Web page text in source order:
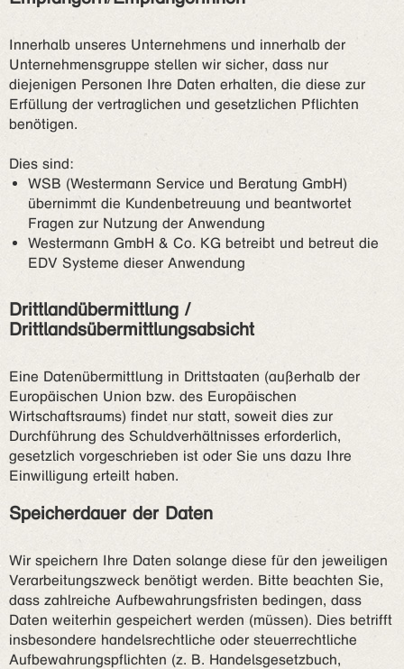
Innerhalb unseres Unternehmens und innerhalb der
Unternehmensgruppe stellen wir sicher, dass nur
diejenigen Personen Ihre Daten erhalten, die diese zur
Erfüllung der vertraglichen und gesetzlichen Pflichten
benötigen.
Dies sind:
WSB (Westermann Service und Beratung GmbH)
übernimmt die Kundenbetreuung und beantwortet
Fragen zur Nutzung der Anwendung
Westermann GmbH & Co. KG betreibt und betreut die
EDV Systeme dieser Anwendung
Drittlandübermittlung /
Drittlandsübermittlungsabsicht
Eine Datenübermittlung in Drittstaaten (außerhalb der
Europäischen Union bzw. des Europäischen
Wirtschaftsraums) findet nur statt, soweit dies zur
Durchführung des Schuldverhältnisses erforderlich,
gesetzlich vorgeschrieben ist oder Sie uns dazu Ihre
Einwilligung erteilt haben.
Speicherdauer der Daten
Wir speichern Ihre Daten solange diese für den jeweiligen
Verarbeitungszweck benötigt werden. Bitte beachten Sie,
dass zahlreiche Aufbewahrungsfristen bedingen, dass
Daten weiterhin gespeichert werden (müssen). Dies betrifft
insbesondere handelsrechtliche oder steuerrechtliche
Aufbewahrungspflichten (z. B. Handelsgesetzbuch,